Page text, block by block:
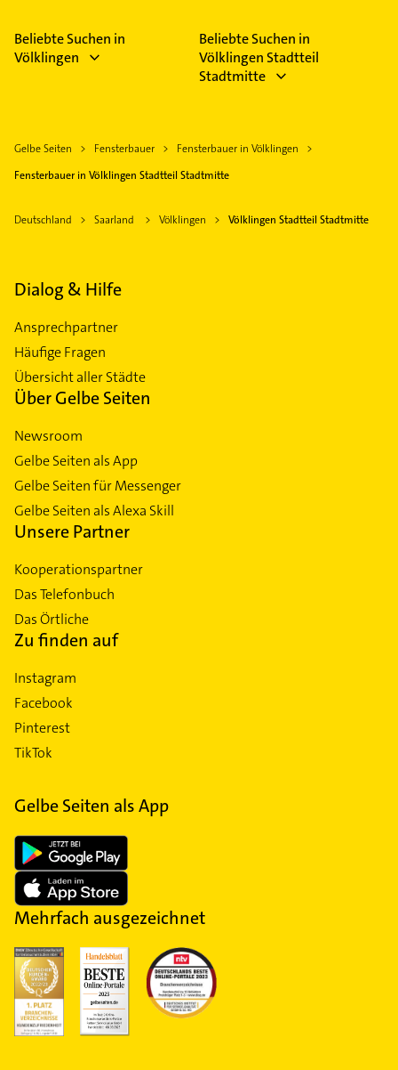
Beliebte Suchen in
Völklingen
Beliebte Suchen in
Völklingen Stadtteil
Stadtmitte
Gelbe Seiten Fensterbauer
Fensterbauer in Völklingen
Fensterbauer in Völklingen Stadtteil Stadtmitte
Deutschland Saarland Völklingen Völklingen Stadtteil Stadtmitte
Dialog & Hilfe
Ansprechpartner
Häufige Fragen
Übersicht aller Städte
Über Gelbe Seiten
Newsroom
Gelbe Seiten als App
Gelbe Seiten für Messenger
Gelbe Seiten als Alexa Skill
Unsere Partner
Kooperationspartner
Das Telefonbuch
Das Örtliche
Zu finden auf
Instagram
Facebook
Pinterest
TikTok
Gelbe Seiten als App
Mehrfach ausgezeichnet